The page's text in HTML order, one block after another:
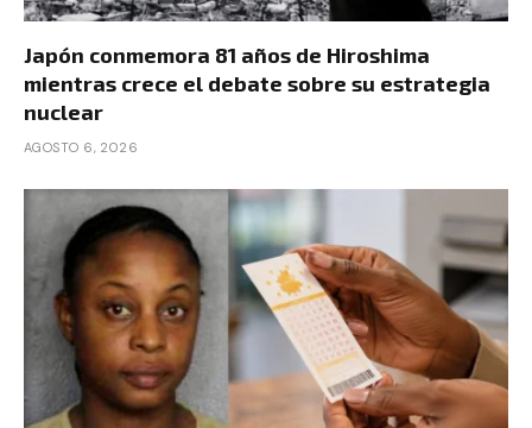
Japón conmemora 81 años de Hiroshima
mientras crece el debate sobre su estrategia
nuclear
AGOSTO 6, 2026